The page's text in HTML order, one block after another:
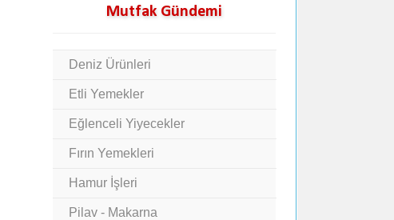
Mutfak Gündemi
Deniz Ürünleri
Etli Yemekler
Eğlenceli Yiyecekler
Fırın Yemekleri
Hamur İşleri
Pilav - Makarna